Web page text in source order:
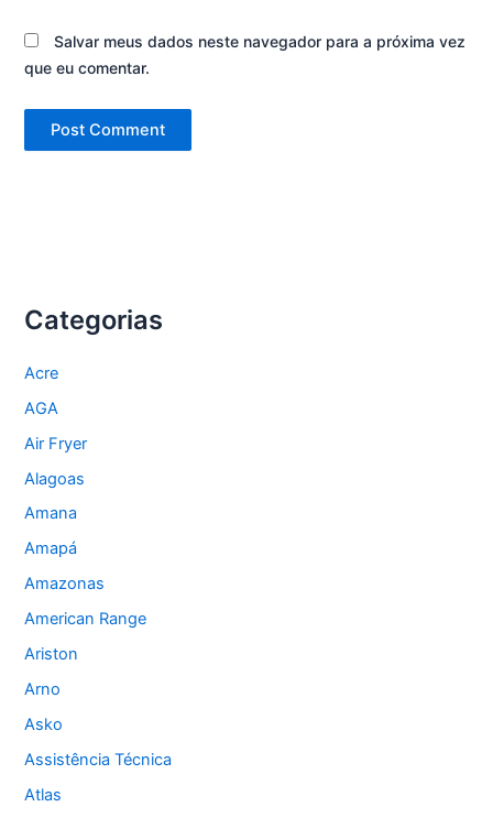
Salvar meus dados neste navegador para a próxima vez
que eu comentar.
Categorias
Acre
AGA
Air Fryer
Alagoas
Amana
Amapá
Amazonas
American Range
Ariston
Arno
Asko
Assistência Técnica
Atlas